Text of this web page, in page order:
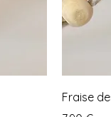
Fraise